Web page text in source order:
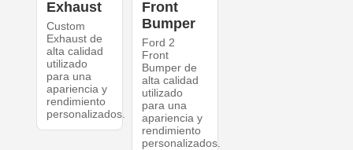
Exhaust
Custom
Exhaust de
alta calidad
utilizado
para una
apariencia y
rendimiento
personalizados.
Front
Bumper
Ford 2
Front
Bumper de
alta calidad
utilizado
para una
apariencia y
rendimiento
personalizados.